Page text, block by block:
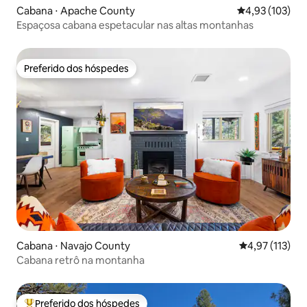
Cabana ⋅ Apache County 4,93 de uma
4,93 (103)
Espaçosa cabana espetacular nas altas montanhas
Preferido dos hóspedes
Preferido dos hóspedes
Cabana ⋅ Navajo County 4,97 de uma
4,97 (113)
Cabana retrô na montanha
Preferido dos hóspedes